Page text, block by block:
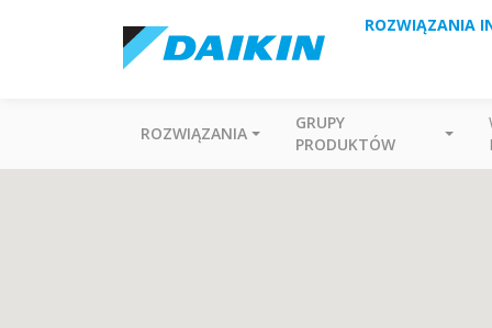
ROZWIĄZANIA
ROZWIĄZANIA
GRUPY
PRODUKTÓW